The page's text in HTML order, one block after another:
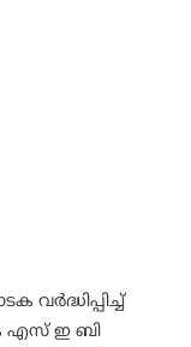
വർദ്ധിപ്പിച്ച്
എസ് ഇ ബി